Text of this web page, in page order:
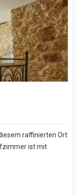
raffinierten Ort
ist mit